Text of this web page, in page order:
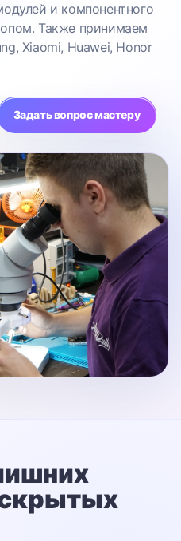
и компонентного
Также принимаем
Xiaomi, Huawei, Honor
Задать вопрос мастеру